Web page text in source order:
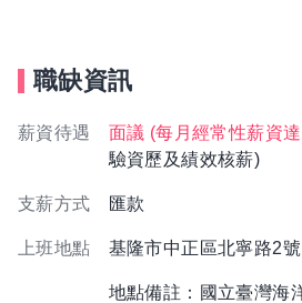
職缺資訊
薪資待遇 面議 (每月經常性薪資
驗資歷及績效核薪)
支薪方式 匯款
上班地點 基隆市中正區北寧路2號
地點備註：國立臺灣海